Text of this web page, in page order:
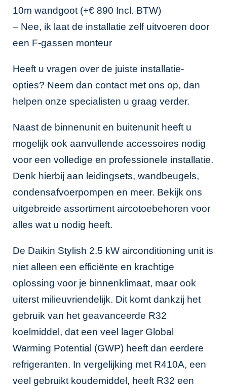
10m wandgoot (+€ 890 Incl. BTW)
– Nee, ik laat de installatie zelf uitvoeren door
een F-gassen monteur
Heeft u vragen over de juiste installatie-
opties? Neem dan contact met ons op, dan
helpen onze specialisten u graag verder.
Naast de binnenunit en buitenunit heeft u
mogelijk ook aanvullende accessoires nodig
voor een volledige en professionele installatie.
Denk hierbij aan leidingsets, wandbeugels,
condensafvoerpompen en meer. Bekijk ons
uitgebreide assortiment aircotoebehoren voor
alles wat u nodig heeft.
De Daikin Stylish 2.5 kW airconditioning unit is
niet alleen een efficiënte en krachtige
oplossing voor je binnenklimaat, maar ook
uiterst milieuvriendelijk. Dit komt dankzij het
gebruik van het geavanceerde R32
koelmiddel, dat een veel lager Global
Warming Potential (GWP) heeft dan eerdere
refrigeranten. In vergelijking met R410A, een
veel gebruikt koudemiddel, heeft R32 een